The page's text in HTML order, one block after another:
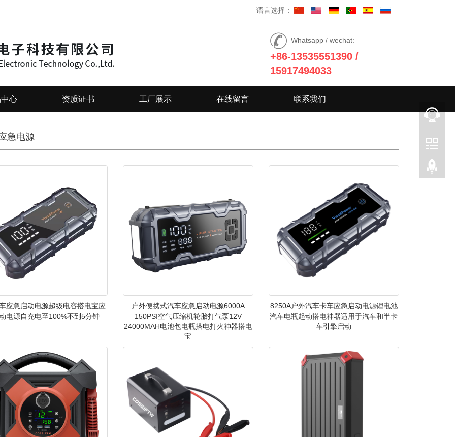
语言选择：
Whatsapp / wechat:
+86-13535551390 /
15917494033
心 资质证书 工厂展示 在线留言 联系我们
急电源
应急启动电源超级电容搭电宝应
电源自充电至100%不到5分钟
户外便携式汽车应急启动电源6000A
150PSI空气压缩机轮胎打气泵12V
24000MAH电池包电瓶搭电打火神器搭电
宝
8250A户外汽车卡车应急启动电源锂电池
汽车电瓶起动搭电神器适用于汽车和半卡
车引擎启动